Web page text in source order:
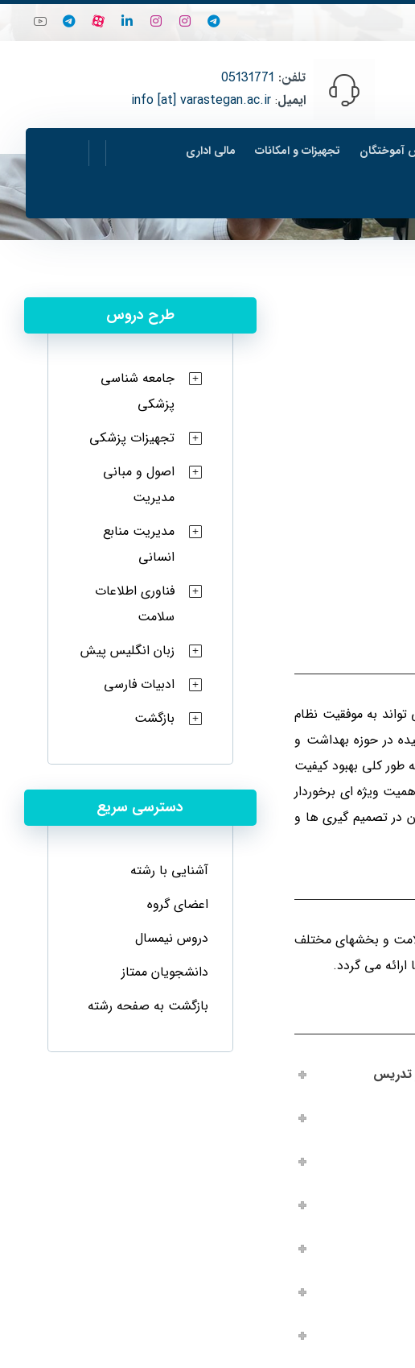
تلفن:
05131771
ایمیل:
info [at] varastegan.ac.ir
آموختگان تجهیزات و امکانات مالی اداری
به موفقیت نظام
در حوزه بهداشت و
طور کلی بهبود کیفیت
ویژه ای برخوردار
در تصمیم گیری ها و
و بخشهای مختلف
می گردد.
تدریس
طرح دروس
جامعه شناسی
پزشکی
تجهیزات پزشکی
اصول و مبانی
مدیریت
مدیریت منابع
انسانی
فناوری اطلاعات
سلامت
زبان انگلیس پیش
ادبیات فارسی
بازگشت
دسترسی سریع
آشنایی با رشته
اعضای گروه
دروس نیمسال
دانشجویان ممتاز
بازگشت به صفحه رشته